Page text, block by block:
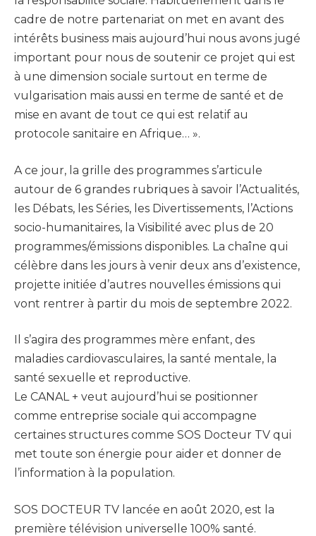
cadre de notre partenariat on met en avant des
intérêts business mais aujourd’hui nous avons jugé
important pour nous de soutenir ce projet qui est
à une dimension sociale surtout en terme de
vulgarisation mais aussi en terme de santé et de
mise en avant de tout ce qui est relatif au
protocole sanitaire en Afrique… ».
A ce jour, la grille des programmes s’articule
autour de 6 grandes rubriques à savoir l’Actualités,
les Débats, les Séries, les Divertissements, l’Actions
socio-humanitaires, la Visibilité avec plus de 20
programmes/émissions disponibles. La chaîne qui
célèbre dans les jours à venir deux ans d’existence,
projette initiée d’autres nouvelles émissions qui
vont rentrer à partir du mois de septembre 2022.
Il s’agira des programmes mère enfant, des
maladies cardiovasculaires, la santé mentale, la
santé sexuelle et reproductive.
Le CANAL + veut aujourd’hui se positionner
comme entreprise sociale qui accompagne
certaines structures comme SOS Docteur TV qui
met toute son énergie pour aider et donner de
l’information à la population.
SOS DOCTEUR TV lancée en août 2020, est la
première télévision universelle 100% santé.